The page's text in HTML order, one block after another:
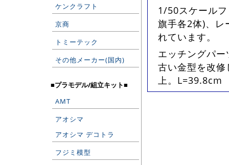
ケンクラフト
京商
トミーテック
その他メーカー(国内)
■プラモデル/組立キット■
AMT
アオシマ
アオシマ デコトラ
フジミ模型
1/50スケール
旗手各2体)、レ
れています。
エッチングパ
古い金型を改
上。L=39.8cm